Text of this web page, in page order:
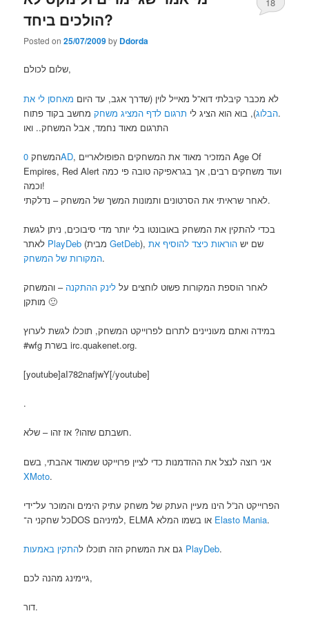
הולכים ביחד?
Posted on25/07/2009by Ddorda
18
שלום לכולם,
לא מכבר קיבלתי דוא”ל מאייל לוין (שדרך אגב, עד היום מאחסן לי את
הבלוג), בוא הוא הציג לי תרגום לדף המציג משחק
מחשב בקוד פתוח.
התרגום מאוד נחמד, אבל המשחק.. ואו
המשחק0AD, המזכיר מאוד את המשחקים הפופולאריים Age Of
Empires, Red Alert ועוד משחקים רבים, אך בגראפיקה טובה פי כמה
וכמה!
לאחר שראיתי את הסרטונים ותמונות המשך של המשחק – נדלקתי.
בכדי להתקין את המשחק באובונטו בלי יותר מדי סיבוכים, ניתן לגשת
PlayDeb (מביתGetDeb ), שם יש הוראות כיצד להוסיף את
המקורות של המשחק.
לאחר הוספת המקורות פשוט לוחצים על לינק ההתקנה – והמשחק
מותקן 🙂
במידה ואתם מעוניינים לתרום לפרוייקט המשחק, תוכלו לגשת לערוץ
#wfg בשרת irc.quakenet.org.
[youtube]aI782nafjwY[/youtube]
.
חשבתם שזהו? אז זהו – שלא.
אני רוצה לנצל את ההזדמנות כדי לציין פרוייקט שמאוד אהבתי, בשם
XMoto.
הפרוייקט הנ”ל הינו מעיין העתק של משחק עתיק הימים והמוכר על־ידי
Elasto Mania.
גם את המשחק הזה תוכלו ל התקין באמעות PlayDeb.
גיימינג מהנה לכם,
דור.